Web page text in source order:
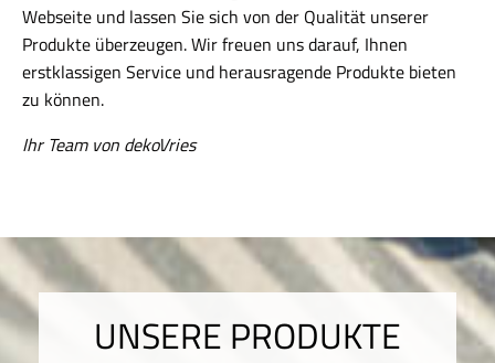
Webseite und lassen Sie sich von der Qualität unserer
Produkte überzeugen. Wir freuen uns darauf, Ihnen
erstklassigen Service und herausragende Produkte bieten
zu können.
Ihr Team von dekoVries
UNSERE PRODUKTE